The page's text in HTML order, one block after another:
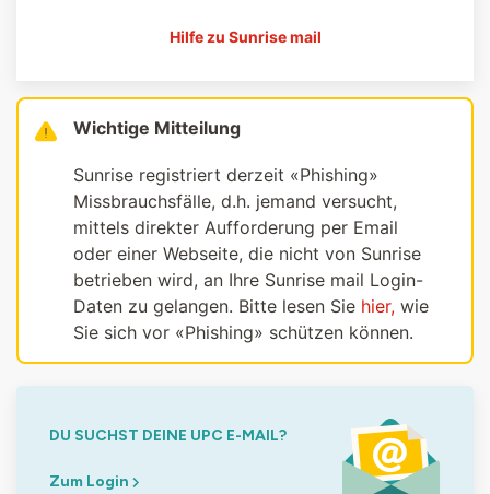
Hilfe zu Sunrise mail
Wichtige Mitteilung
Sunrise registriert derzeit «Phishing»
Missbrauchsfälle, d.h. jemand versucht,
mittels direkter Aufforderung per Email
oder einer Webseite, die nicht von Sunrise
betrieben wird, an Ihre Sunrise mail Login-
Daten zu gelangen. Bitte lesen Sie hier, wie
Sie sich vor «Phishing» schützen können.
DU SUCHST DEINE UPC E-MAIL?
Zum Login